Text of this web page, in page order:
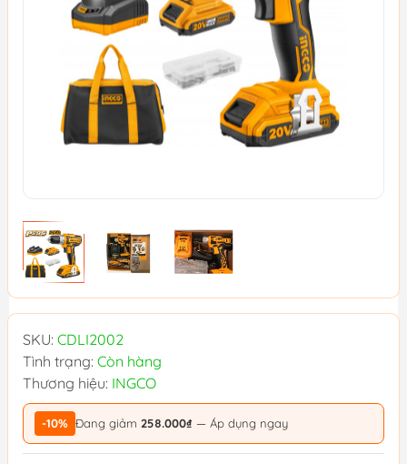
SKU: CDLI2002
Tình trạng: Còn hàng
Thương hiệu: INGCO
-10% Đang giảm 258.000₫ — Áp dụng ngay